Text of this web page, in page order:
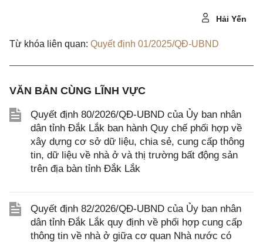
Hải Yến
Từ khóa liên quan: Quyết định 01/2025/QĐ-UBND
VĂN BẢN CÙNG LĨNH VỰC
Quyết định 80/2026/QĐ-UBND của Ủy ban nhân
dân tỉnh Đắk Lắk ban hành Quy chế phối hợp về
xây dựng cơ sở dữ liệu, chia sẻ, cung cấp thông
tin, dữ liệu về nhà ở và thị trường bất động sản
trên địa bàn tỉnh Đắk Lắk
Quyết định 82/2026/QĐ-UBND của Ủy ban nhân
dân tỉnh Đắk Lắk quy định về phối hợp cung cấp
thông tin về nhà ở giữa cơ quan Nhà nước có